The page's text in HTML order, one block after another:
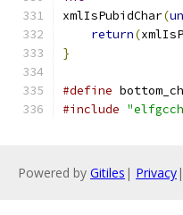
xmlIsPubidChar(
return(
}
#define
#include
Powered by Gitiles | Privacy|